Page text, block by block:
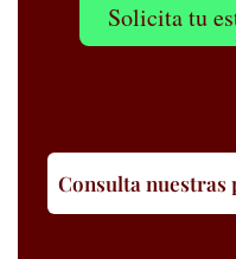
Solicita tu
Consulta nuestras